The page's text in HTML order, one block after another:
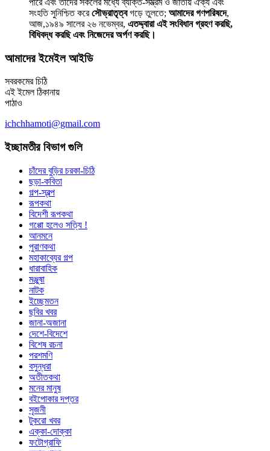
সংহতি সুনিশ্চিত করেসৌভ্রাতৃত্বগড়ে তুলতে; আমাদের গণপরিষদে,
আজ,১৯৪৯ সালের ২৬ নভেম্বর, এতদ্দ্বারা এই সংবিধান গ্রহণ করছি,
বিধিবদ্ধ করছি এবং নিজেদের অর্পণ করছি।
আমাদের ইমেইল আইডি
সবরকমের চিঠি
এই ইমেল ঠিকানায়
পাঠাও
ichchhamoti@gmail.com
ইচ্ছামতীর বিভাগ গুলি
চাঁদের বুড়ির চরকা-চিঠি
ছড়া-কবিতা
গল্প-স্বল্প
রূপকথা
বিদেশী রূপকথা
গপ্পো হলেও সত্যি !
আনমনে
পুরাণকথা
মহাকাব্যের গল্প
ধারাবাহিক
মঞ্জুষা
নাটক
ইচ্ছেমতন
ছবির খবর
জানা-অজানা
দেশে-বিদেশে
বিশেষ রচনা
পরশমণি
বসুন্ধরা
অতীতকথা
মনের মানুষ
বইপোকার দপ্তর
সৃজনী
টুকরো খবর
এক্কা-দোক্কা
ফটোগ্রাফি